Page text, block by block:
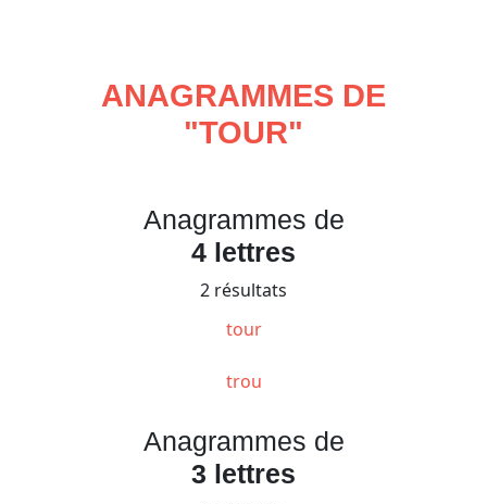
ANAGRAMMES DE
"TOUR"
Anagrammes de
4 lettres
2 résultats
tour
trou
Anagrammes de
3 lettres